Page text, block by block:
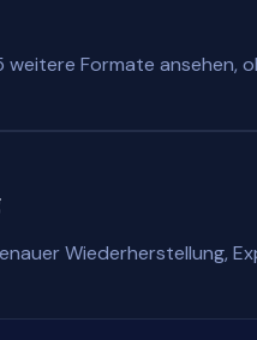
Formate ansehen,
Wiederherstellung,